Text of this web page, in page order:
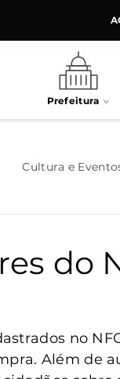
Prefeitura
Cultura e
do
no
Além de